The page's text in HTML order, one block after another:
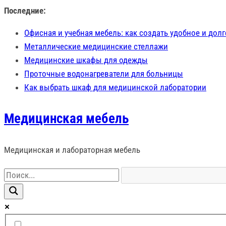
Перейти
содержимому
Последние:
Офисная и учебная мебель: как создать удобное и
Металлические медицинские стеллажи
Медицинские шкафы для одежды
Проточные водонагреватели для больницы
Как выбрать шкаф для медицинской лаборатории
Медицинская мебель
Медицинская и лабораторная мебель